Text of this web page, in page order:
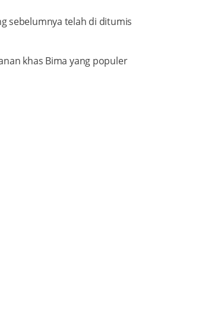
sebelumnya telah di ditumis
khas Bima yang populer